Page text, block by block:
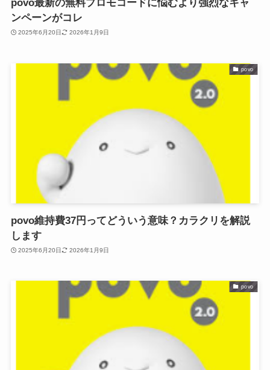
povo最新の無料プロモコードに悩むより強烈なキャ
ンペーンがコレ
2025年6月20日 2026年1月9日
povo
povo維持費37円ってどういう意味？カラクリを解説
します
2025年6月20日 2026年1月9日
povo